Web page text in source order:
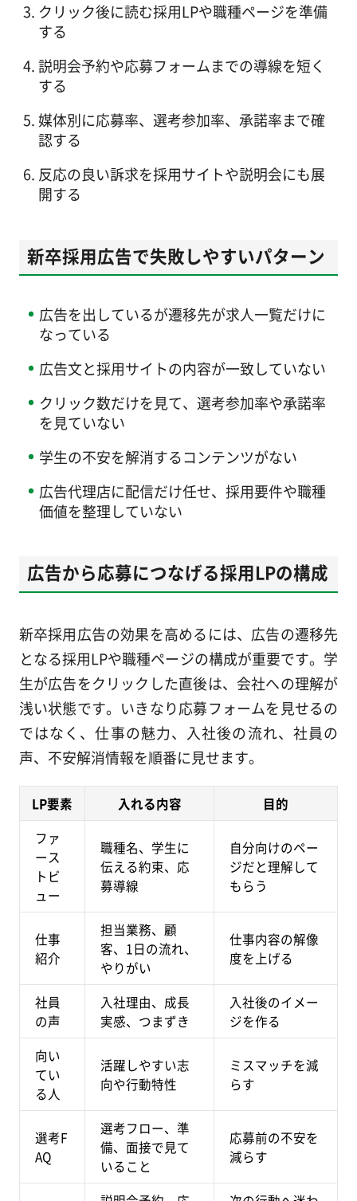
クリック後に読む採用LPや職種ページを準備
する
説明会予約や応募フォームまでの導線を短く
する
媒体別に応募率、選考参加率、承諾率まで確
認する
反応の良い訴求を採用サイトや説明会にも展
開する
新卒採用広告で失敗しやすいパターン
広告を出しているが遷移先が求人一覧だけに
なっている
広告文と採用サイトの内容が一致していない
クリック数だけを見て、選考参加率や承諾率
を見ていない
学生の不安を解消するコンテンツがない
広告代理店に配信だけ任せ、採用要件や職種
価値を整理していない
広告から応募につなげる採用LPの構成
新卒採用広告の効果を高めるには、広告の遷移先
となる採用LPや職種ページの構成が重要です。学
生が広告をクリックした直後は、会社への理解が
浅い状態です。いきなり応募フォームを見せるの
ではなく、仕事の魅力、入社後の流れ、社員の
声、不安解消情報を順番に見せます。
LP要素 入れる内容
目的
ファ
ース
トビ
ュー
職種名、学生に
伝える約束、応
募導線
自分向けのペー
ジだと理解して
もらう
仕事
紹介
担当業務、顧
客、1日の流れ、
やりがい
仕事内容の解像
度を上げる
社員
の声
入社理由、成長
実感、つまずき
入社後のイメー
ジを作る
向い
てい
る人
活躍しやすい志
向や行動特性
ミスマッチを減
らす
選考F
AQ
選考フロー、準
備、面接で見て
いること
応募前の不安を
減らす